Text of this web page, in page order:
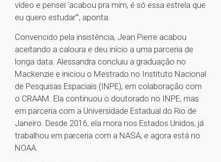
vídeo e pensei ‘acabou pra mim, é só essa estrela que
eu quero estudar’”, aponta.
Convencido pela insistência, Jean Pierre acabou
aceitando a caloura e deu início a uma parceria de
longa data. Alessandra concluiu a graduação no
Mackenzie e iniciou o Mestrado no Instituto Nacional
de Pesquisas Espaciais (INPE), em colaboração com
o CRAAM. Ela continuou o doutorado no INPE, mas
em parceria com a Universidade Estadual do Rio de
Janeiro. Desde 2016, ela mora nos Estados Unidos, já
trabalhou em parceria com a NASA, e agora está no
NOAA.